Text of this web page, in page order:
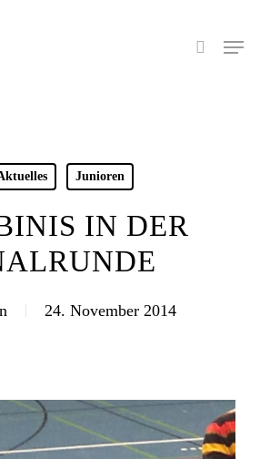
search
Menu
Junioren
IN DER
24. November 2014